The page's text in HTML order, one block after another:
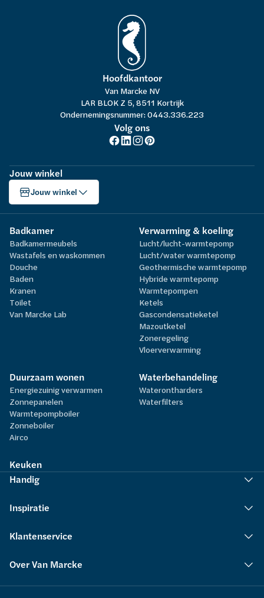
Hoofdkantoor
Van Marcke NV
LAR BLOK Z 5, 8511 Kortrijk
Ondernemingsnummer: 0443.336.223
Volg ons
Jouw winkel
Jouw winkel
Badkamer
Badkamermeubels
Wastafels en waskommen
Douche
Baden
Kranen
Toilet
Van Marcke Lab
Verwarming & koeling
Lucht/lucht-warmtepomp
Lucht/water warmtepomp
Geothermische warmtepomp
Hybride warmtepomp
Warmtepompen
Ketels
Gascondensatieketel
Mazoutketel
Zoneregeling
Vloerverwarming
Duurzaam wonen
Energiezuinig verwarmen
Zonnepanelen
Warmtepompboiler
Zonneboiler
Airco
Waterbehandeling
Waterontharders
Waterfilters
Keuken
Handig
Inspiratie
Klantenservice
Over Van Marcke